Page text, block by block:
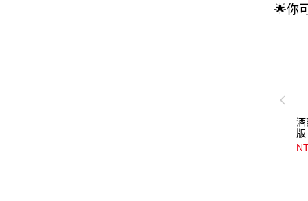
🌟你
酒
版